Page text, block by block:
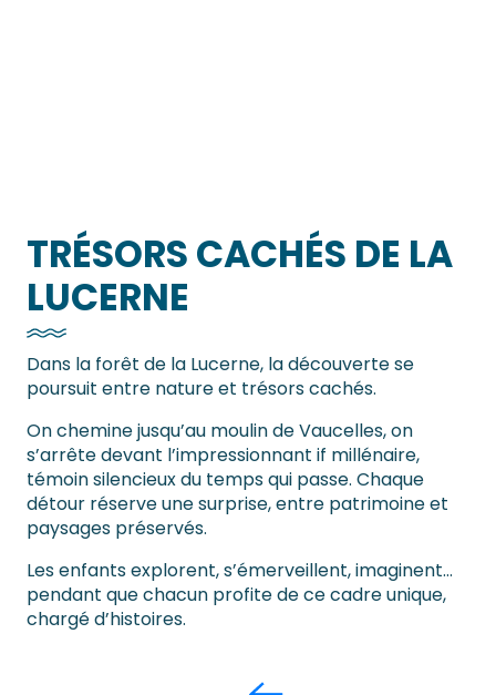
TRÉSORS CACHÉS DE LA
LUCERNE
Dans la forêt de la Lucerne, la découverte se
poursuit entre nature et trésors cachés.
On chemine jusqu’au moulin de Vaucelles, on
s’arrête devant l’impressionnant if millénaire,
témoin silencieux du temps qui passe. Chaque
détour réserve une surprise, entre patrimoine et
paysages préservés.
Les enfants explorent, s’émerveillent, imaginent…
pendant que chacun profite de ce cadre unique,
chargé d’histoires.